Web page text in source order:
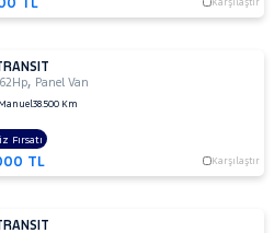
TL Karşılaştır
, Panel Van
Manuel38.500 Km
TL Karşılaştır
Fırsatı